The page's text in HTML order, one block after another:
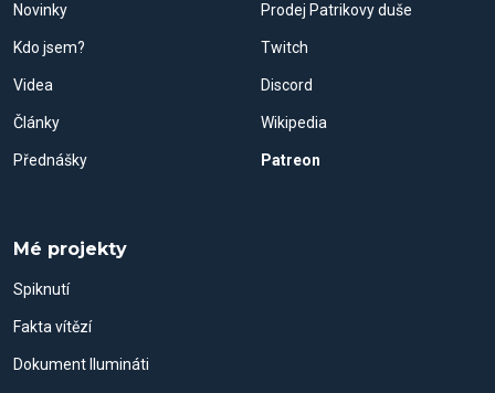
Novinky
Kdo jsem?
Videa
Články
Přednášky
Prodej Patrikovy duše
Twitch
Discord
Wikipedia
Patreon
Mé projekty
Spiknutí
Fakta vítězí
Dokument Ilumináti